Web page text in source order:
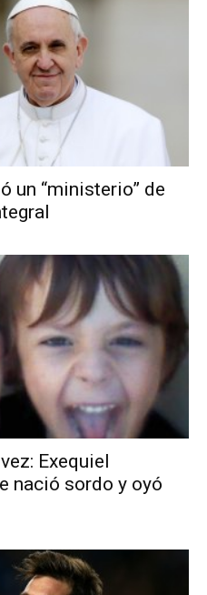
un “ministerio” de
Exequiel
nació sordo y oyó